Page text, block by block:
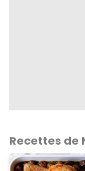
Recettes de